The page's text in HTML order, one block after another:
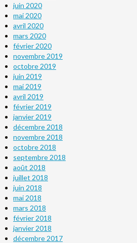
juin 2020
mai 2020
avril 2020
mars 2020
février 2020
novembre 2019
octobre 2019
juin 2019
mai 2019
avril 2019
février 2019
janvier 2019
décembre 2018
novembre 2018
octobre 2018
septembre 2018
août 2018
juillet 2018
juin 2018
mai 2018
mars 2018
février 2018
janvier 2018
décembre 2017